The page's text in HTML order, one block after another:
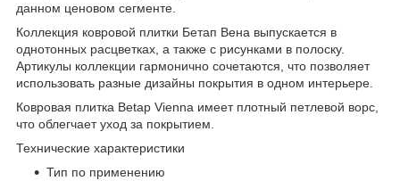
данном ценовом сегменте.
Коллекция ковровой плитки Бетап Вена выпускается в
однотонных расцветках, а также с рисунками в полоску.
Артикулы коллекции гармонично сочетаются, что позволяет
использовать разные дизайны покрытия в одном интерьере.
Ковровая плитка Betap Vienna имеет плотный петлевой ворс,
что облегчает уход за покрытием.
Технические характеристики
Тип по применению